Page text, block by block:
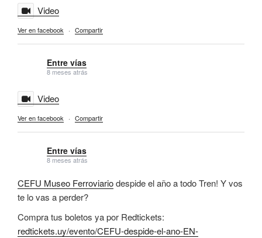
Video
Ver en facebook · Compartir
Entre vías
8 meses atrás
Video
Ver en facebook · Compartir
Entre vías
8 meses atrás
CEFU Museo Ferroviariodespide el año a todo Tren! Y vos
te lo vas a perder?
Compra tus boletos ya por Redtickets:
redtickets.uy/evento/CEFU-despide-el-ano-EN-